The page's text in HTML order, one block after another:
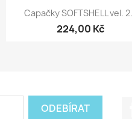
Rychlý náhled
Capačky SOFTSHELL vel.
224,00 Kč